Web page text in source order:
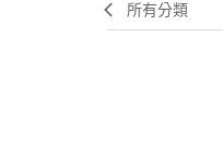
所有分類